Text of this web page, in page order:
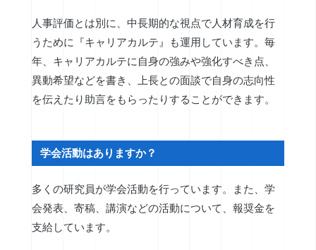
人事評価とは別に、中長期的な視点で人材育成を行
うために『キャリアカルテ』も運用しています。毎
年、キャリアカルテに自身の強みや強化すべき点、
異動希望などを書き、上長との面談で自身の志向性
を伝えたり助言をもらったりすることができます。
学会活動はありますか？
多くの研究員が学会活動を行っています。また、学
会発表、寄稿、講演などの活動について、報奨金を
支給しています。